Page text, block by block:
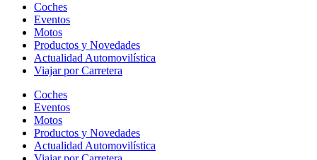
Coches
Eventos
Motos
Productos y Novedades
Actualidad Automovilística
Viajar por Carretera
Coches
Eventos
Motos
Productos y Novedades
Actualidad Automovilística